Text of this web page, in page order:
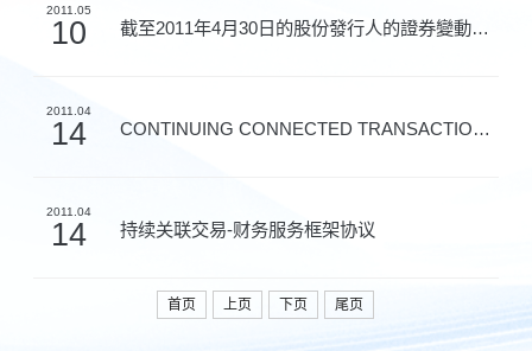
2011.05
10 截至2011年4月30日的股份發行人的證券變動月報表
2011.04
14 CONTINUING CONNECTED TRANSACTIONS-FINANC
2011.04
14 持续关联交易-财务服务框架协议
首页 上页 下页 尾页